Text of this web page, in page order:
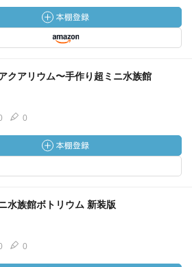
クアリウム〜手作り超ミニ水族館
0
水族館ボトリウム 新装版
0